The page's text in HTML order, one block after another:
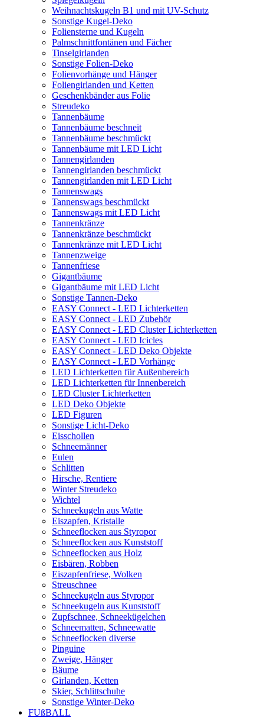
Weihnachtskugeln B1 und mit UV-Schutz
Sonstige Kugel-Deko
Foliensterne und Kugeln
Palmschnittfontänen und Fächer
Tinselgirlanden
Sonstige Folien-Deko
Folienvorhänge und Hänger
Foliengirlanden und Ketten
Geschenkbänder aus Folie
Streudeko
Tannenbäume
Tannenbäume beschneit
Tannenbäume beschmückt
Tannenbäume mit LED Licht
Tannengirlanden
Tannengirlanden beschmückt
Tannengirlanden mit LED Licht
Tannenswags
Tannenswags beschmückt
Tannenswags mit LED Licht
Tannenkränze
Tannenkränze beschmückt
Tannenkränze mit LED Licht
Tannenzweige
Tannenfriese
Gigantbäume
Gigantbäume mit LED Licht
Sonstige Tannen-Deko
EASY Connect - LED Lichterketten
EASY Connect - LED Zubehör
EASY Connect - LED Cluster Lichterketten
EASY Connect - LED Icicles
EASY Connect - LED Deko Objekte
EASY Connect - LED Vorhänge
LED Lichterketten für Außenbereich
LED Lichterketten für Innenbereich
LED Cluster Lichterketten
LED Deko Objekte
LED Figuren
Sonstige Licht-Deko
Eisschollen
Schneemänner
Eulen
Schlitten
Hirsche, Rentiere
Winter Streudeko
Wichtel
Schneekugeln aus Watte
Eiszapfen, Kristalle
Schneeflocken aus Styropor
Schneeflocken aus Kunststoff
Schneeflocken aus Holz
Eisbären, Robben
Eiszapfenfriese, Wolken
Streuschnee
Schneekugeln aus Styropor
Schneekugeln aus Kunststoff
Zupfschnee, Schneekügelchen
Schneematten, Schneewatte
Schneeflocken diverse
Pinguine
Zweige, Hänger
Bäume
Girlanden, Ketten
Skier, Schlittschuhe
Sonstige Winter-Deko
FUßBALL